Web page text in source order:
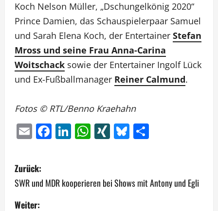
Koch Nelson Müller, „Dschungelkönig 2020“
Prince Damien, das Schauspielerpaar Samuel
und Sarah Elena Koch, der Entertainer Stefan
Mross und seine Frau Anna-Carina
Woitschack sowie der Entertainer Ingolf Lück
und Ex-Fußballmanager Reiner Calmund.
Fotos © RTL/Benno Kraehahn
EmailFacebook
LinkedIn
WhatsApp
XINGBluesky
B
e
i
Zurück:
SWR und MDR kooperieren bei Shows mit Antony und Egli
Weiter: